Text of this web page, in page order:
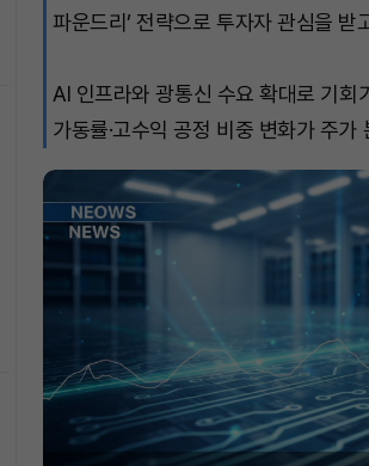
파운드리’ 전략으로 투자자 관심을 받
AI 인프라와 광통신 수요 확대로 기회
가동률·고수익 공정 비중 변화가 주